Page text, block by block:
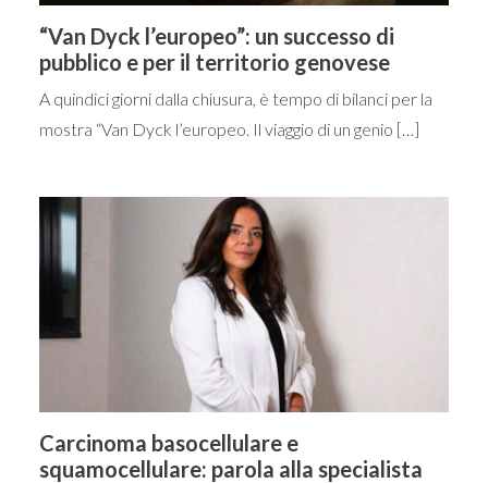
“Van Dyck l’europeo”: un successo di
pubblico e per il territorio genovese
A quindici giorni dalla chiusura, è tempo di bilanci per la
mostra “Van Dyck l’europeo. Il viaggio di un genio […]
Carcinoma basocellulare e
squamocellulare: parola alla specialista